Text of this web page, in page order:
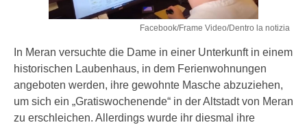
Facebook/Frame Video/Dentro la notizia
In Meran versuchte die Dame in einer Unterkunft in einem
historischen Laubenhaus, in dem Ferienwohnungen
angeboten werden, ihre gewohnte Masche abzuziehen,
um sich ein „Gratiswochenende“ in der Altstadt von Meran
zu erschleichen. Allerdings wurde ihr diesmal ihre